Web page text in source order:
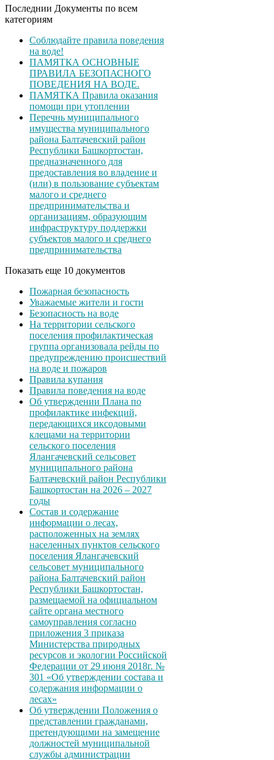
Последнии Документы по всем
категориям
Соблюдайте правила поведения
на воде!
ПАМЯТКА ОСНОВНЫЕ
ПРАВИЛА БЕЗОПАСНОГО
ПОВЕДЕНИЯ НА ВОДЕ.
ПАМЯТКА Правила оказания
помощи при утоплении
Перечнь муниципального
имущества муниципального
района Балтачевский район
Республики Башкортостан,
предназначенного для
предоставления во владение и
(или) в пользование субъектам
малого и среднего
предпринимательства и
организациям, образующим
инфраструктуру поддержки
субъектов малого и среднего
предпринимательства
Показать еще 10 документов
Пожарная безопасность
Уважаемые жители и гости
Безопасность на воде
На территории сельского
поселения профилактическая
группа организовала рейды по
предупреждению происшествий
на воде и пожаров
Правила купания
Правила поведения на воде
Об утверждении Плана по
профилактике инфекций,
передающихся иксодовыми
клещами на территории
сельского поселения
Ялангачевский сельсовет
муниципального района
Балтачевский район Республики
Башкортостан на 2026 – 2027
годы
Состав и содержание
информации о лесах,
расположенных на землях
населенных пунктов сельского
поселения Ялангачевский
сельсовет муниципального
района Балтачевский район
Республики Башкортостан,
размещаемой на официальном
сайте органа местного
самоуправления согласно
приложения 3 приказа
Министерства природных
ресурсов и экологии Российской
Федерации от 29 июня 2018г. №
301 «Об утверждении состава и
содержания информации о
лесах»
Об утверждении Положения о
представлении гражданами,
претендующими на замещение
должностей муниципальной
службы администрации